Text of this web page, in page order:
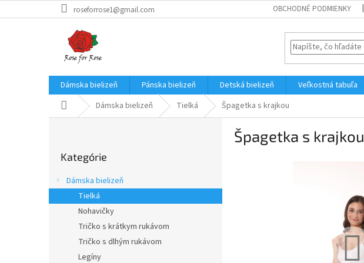
na
roseforrose1@gmail.com OBCHODNÉ PODMIENKY
Dámska bielizeň Pánska bielizeň Detská bielizeň Veľkostná tabuľa
DomovDámska bielizeň Tielká Špagetka s krajkou
p
a
kategórie
Kategórie
Dámska bielizeň
Tielká
Nohavičky
Tričko s krátkym rukávom
Tričko s dlhým rukávom
Legíny
Špagetka s krajkou